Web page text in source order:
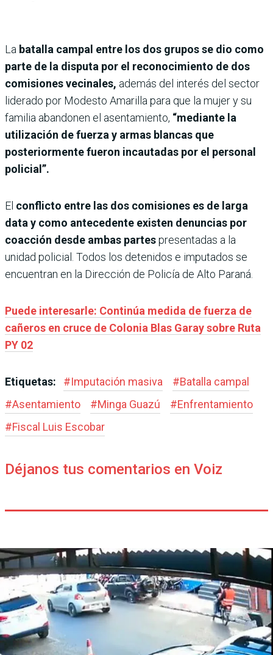
La batalla campal entre los dos grupos se dio como
parte de la disputa por el reconocimiento de dos
comisiones vecinales, además del interés del sector
liderado por Modesto Amarilla para que la mujer y su
familia abandonen el asentamiento, “mediante la
utilización de fuerza y armas blancas que
posteriormente fueron incautadas por el personal
policial”.
El conflicto entre las dos comisiones es de larga
data y como antecedente existen denuncias por
coacción desde ambas partespresentadas a la
unidad policial. Todos los detenidos e imputados se
encuentran en la Dirección de Policía de Alto Paraná.
Puede interesarle: Continúa medida de fuerza de
cañeros en cruce de Colonia Blas Garay sobre Ruta
PY 02
Etiquetas: #Imputación masiva #Batalla campal
#Asentamiento #Minga Guazú #Enfrentamiento
#Fiscal Luis Escobar
Déjanos tus comentarios en Voiz